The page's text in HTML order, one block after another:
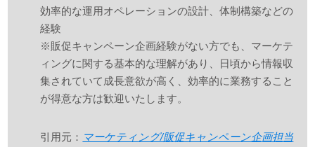
効率的な運用オペレーションの設計、体制構築などの
経験
※販促キャンペーン企画経験がない方でも、マーケテ
ィングに関する基本的な理解があり、日頃から情報収
集されていて成長意欲が高く、効率的に業務すること
が得意な方は歓迎いたします。
引用元： マーケティング/販促キャンペーン企画担当